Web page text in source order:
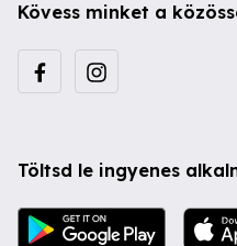
Kövess minket a
Töltsd le ingyenes